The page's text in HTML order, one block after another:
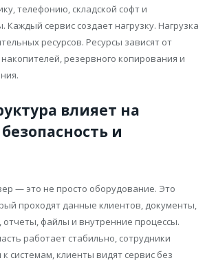
телефонию, складской софт и
Каждый сервис создает нагрузку. Нагрузка
ресурсов. Ресурсы зависят от
резервного копирования и
влияет на
и
— это не просто оборудование. Это
проходят данные клиентов, документы,
отчеты, файлы и внутренние процессы.
работает стабильно, сотрудники
системам, клиенты видят сервис без